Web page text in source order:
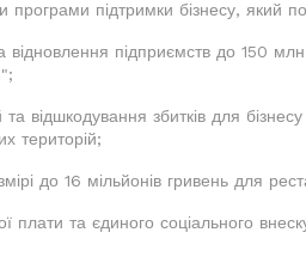
програми підтримки бізнесу, який
підприємств до 150
відшкодування збитків для
територій;
до 16 мільйонів гривень для
плати та єдиного соціального